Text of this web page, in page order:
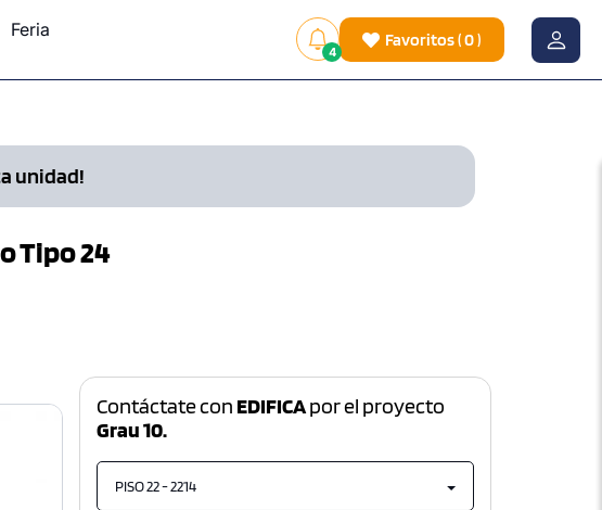
Feria
4
Favoritos(0)
unidad!
Tipo 24
Contáctate con EDIFICApor el proyecto
Grau 10.
PISO 22 - 2214